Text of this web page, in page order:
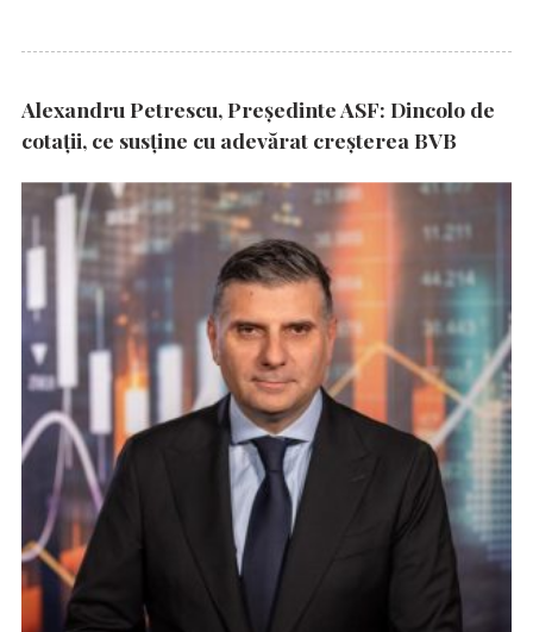
Alexandru Petrescu, Președinte ASF: Dincolo de
cotații, ce susține cu adevărat creșterea BVB